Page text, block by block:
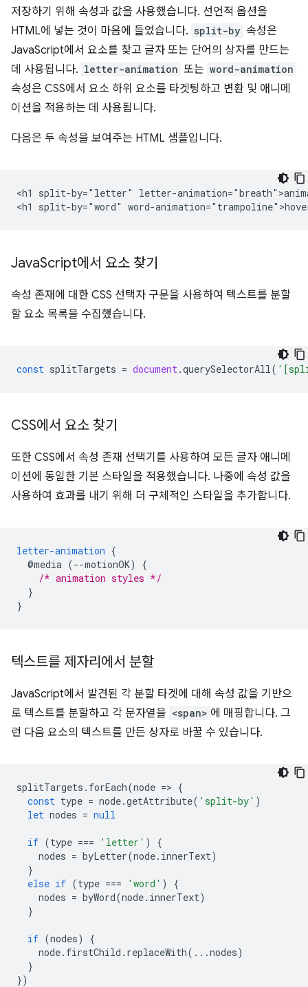
저장하기 위해 속성과 값을 사용했습니다. 선언적 옵션을
HTML에 넣는 것이 마음에 들었습니다. split-by 속성은
JavaScript에서 요소를 찾고 글자 또는 단어의 상자를 만드는
데 사용됩니다. letter-animation 또는 word-animation
속성은 CSS에서 요소 하위 요소를 타겟팅하고 변환 및 애니메
이션을 적용하는 데 사용됩니다.
다음은 두 속성을 보여주는 HTML 샘플입니다.
<h1 split-by="letter" letter-
JavaScript에서 요소 찾기
속성 존재에 대한 CSS 선택자 구문을 사용하여 텍스트를 분할
할 요소 목록을 수집했습니다.
const splitTargets = document.querySelectorAll(
CSS에서 요소 찾기
또한 CSS에서 속성 존재 선택기를 사용하여 모든 글자 애니메
이션에 동일한 기본 스타일을 적용했습니다. 나중에 속성 값을
사용하여 효과를 내기 위해 더 구체적인 스타일을 추가합니다.
letter-animation {
@media (--motionOK)
{
/* animation styles */
}
}
텍스트를 제자리에서 분할
JavaScript에서 발견된 각 분할 타겟에 대해 속성 값을 기반으
로 텍스트를 분할하고 각 문자열을 <span> 에 매핑합니다. 그
런 다음 요소의 텍스트를 만든 상자로 바꿀 수 있습니다.
splitTargets . forEach(node => {
const type = node.getAttribute( 'split-by' )
let nodes = null
if (type === 'letter' )
{
nodes = byLetter(node. innerText)
}
else if (type === 'word' )
{
nodes = byWord(node. innerText)
}
if (nodes)
{
node. firstChild . replaceWith(...nodes)
}
})